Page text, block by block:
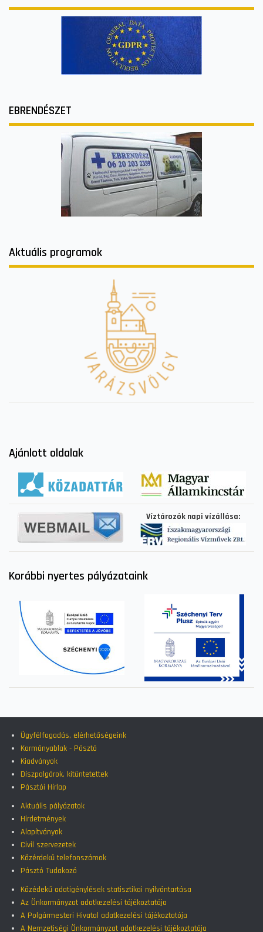
EBRENDÉSZET
Aktuális programok
Ajánlott oldalak
Víztározók napi vízállása:
Korábbi nyertes pályázataink
Ügyfélfogadás, elérhetőségeink
Kormányablak - Pásztó
Kiadványok
Díszpolgárok, kitüntetettek
Pásztói Hírlap
Aktuális pályázatok
Hirdetmények
Alapítványok
Civil szervezetek
Közérdekű telefonszámok
Pásztó Tudakozó
Közédekű adatigénylések statisztikai nyilvántartása
Az Önkormányzat adatkezelési tájékoztatója
A Polgármesteri Hivatal adatkezelési tájékoztatója
A Nemzetiségi Önkormányzat adatkezelési tájékoztatója